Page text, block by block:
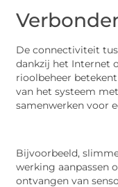
De connectiviteit
dankzij het Internet
rioolbeheer
van het systeem
samenwerken voor
Bijvoorbeeld,
werking aanpassen
ontvangen van